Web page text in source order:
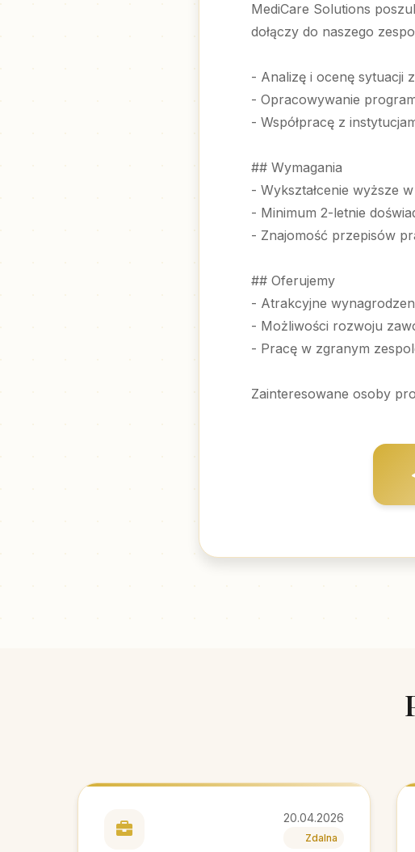
MediCare Solutions
dołączy do naszego
- Analizę i ocenę sytuacji
- Opracowywanie
- Współpracę z
## Wymagania
- Wykształcenie wyższe
- Minimum 2-letnie
- Znajomość przepisów
## Oferujemy
- Atrakcyjne
- Możliwości rozwoju
- Pracę w zgranym
Zainteresowane osoby
20.04.2026
Zdalna